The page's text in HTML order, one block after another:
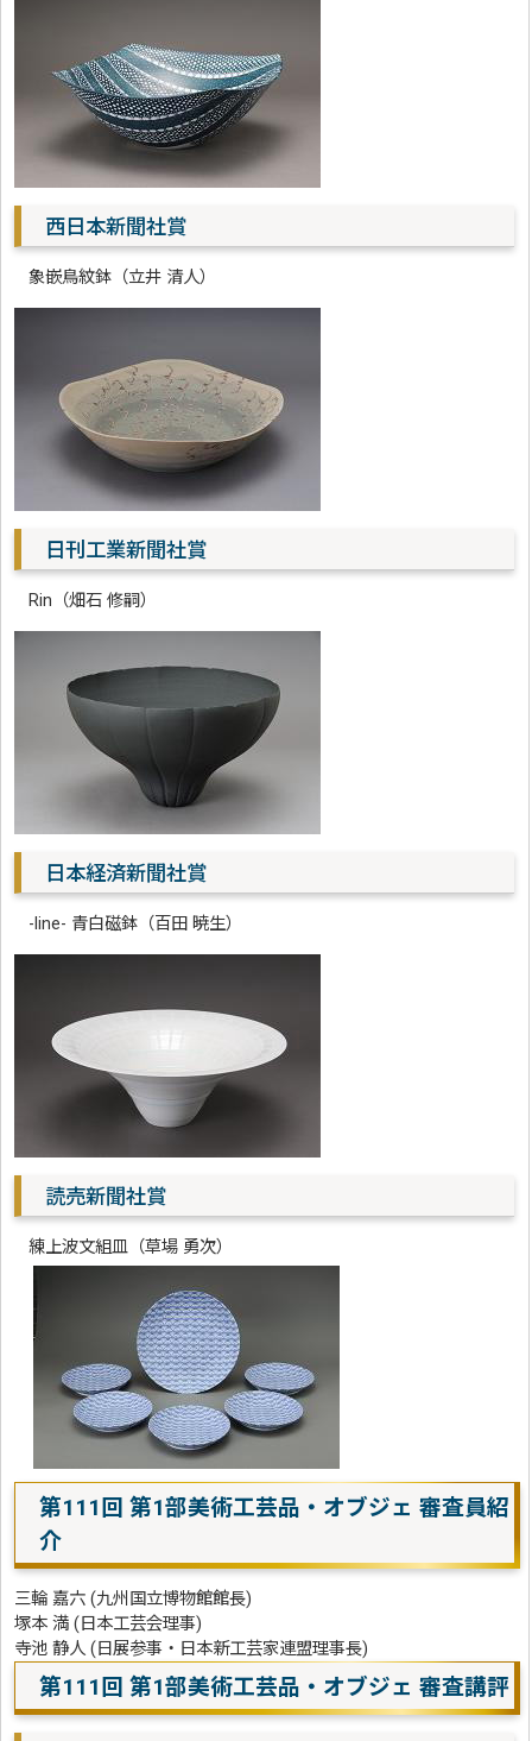
西日本新聞社賞
象嵌鳥紋鉢（立井 清人）
日刊工業新聞社賞
Rin（畑石 修嗣）
日本経済新聞社賞
-line- 青白磁鉢（百田 暁生）
読売新聞社賞
練上波文組皿（草場 勇次）
第111回 第1部美術工芸品・オブジェ 審査員紹
介
三輪 嘉六 (九州国立博物館館長)
塚本 満 (日本工芸会理事)
寺池 静人 (日展参事・日本新工芸家連盟理事長)
第111回 第1部美術工芸品・オブジェ 審査講評